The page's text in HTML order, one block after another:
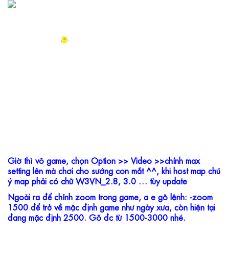
Giờ thì vô game, chọn Option >> Video >>chỉnh max
setting lên mà chơi cho sướng con mắt ^^, khi host map chú
ý map phải có chữ W3VN_2.8, 3.0 … tùy update
Ngoài ra để chỉnh zoom trong game, a e gõ lệnh: -zoom
1500 để trở về mặc định game như ngày xưa, còn hiện tại
đang mặc định 2500. Gõ đc từ 1500-3000 nhé.